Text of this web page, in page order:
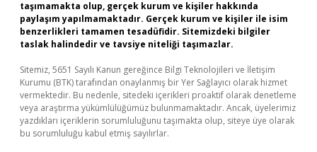
taşımamakta olup, gerçek kurum ve kişiler hakkında
paylaşım yapılmamaktadır. Gerçek kurum ve kişiler ile isim
benzerlikleri tamamen tesadüfidir. Sitemizdeki bilgiler
taslak halindedir ve tavsiye niteliği taşımazlar.
Sitemiz, 5651 Sayılı Kanun gereğince Bilgi Teknolojileri ve İletişim
Kurumu (BTK) tarafından onaylanmış bir Yer Sağlayıcı olarak hizmet
vermektedir. Bu nedenle, sitedeki içerikleri proaktif olarak denetleme
veya araştırma yükümlülüğümüz bulunmamaktadır. Ancak, üyelerimiz
yazdıkları içeriklerin sorumluluğunu taşımakta olup, siteye üye olarak
bu sorumluluğu kabul etmiş sayılırlar.